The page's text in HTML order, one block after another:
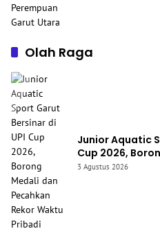
Olah Raga
Junior Aquatic
Cup 2026,
Rekor Waktu
3 Agustus 2026